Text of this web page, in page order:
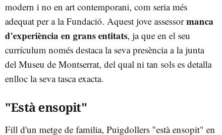
modern i no en art contemporani, com seria més
adequat per a la Fundació. Aquest jove assessormanca
d'experiència en grans entitats, ja que en el seu
currículum només destaca la seva presència a la junta
del Museu de Montserrat, del qual ni tan sols es detalla
enlloc la seva tasca exacta.
"Està ensopit"
Fill d'un metge de familia, Puigdollers "està ensopit" en